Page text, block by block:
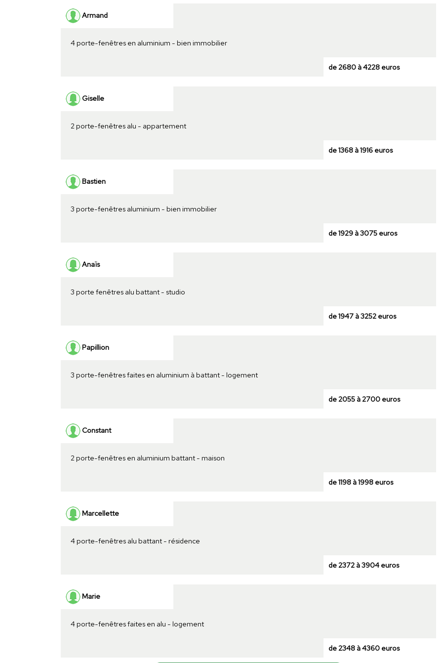
Armand
4 porte-fenêtres en aluminium - bien immobilier
de 2680 à 4228 euros
Giselle
2 porte-fenêtres alu - appartement
de 1368 à 1916 euros
Bastien
3 porte-fenêtres aluminium - bien immobilier
de 1929 à 3075 euros
Anaïs
3 porte fenêtres alu battant - studio
de 1947 à 3252 euros
Papillion
3 porte-fenêtres faites en aluminium à battant - logement
de 2055 à 2700 euros
Constant
2 porte-fenêtres en aluminium battant - maison
de 1198 à 1998 euros
Marcellette
4 porte-fenêtres alu battant - résidence
de 2372 à 3904 euros
Marie
4 porte-fenêtres faites en alu - logement
de 2348 à 4360 euros